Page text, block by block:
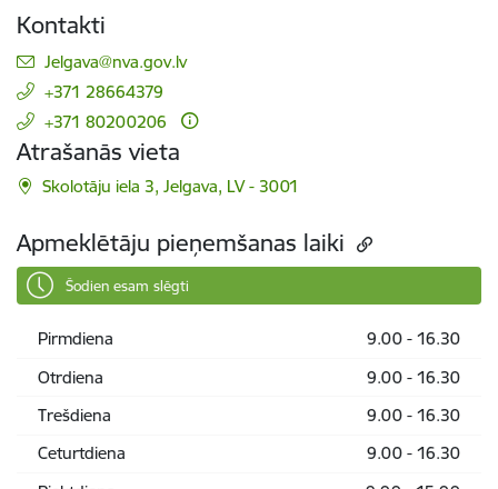
Kontakti
E-pasts:
Jelgava@nva.gov.lv
+371 28664379
+371 80200206
Atrašanās vieta
Skolotāju iela 3, Jelgava, LV - 3001
Apmeklētāju pieņemšanas laiki
Šodien esam slēgti
Pirmdiena
9.00 - 16.30
Otrdiena
9.00 - 16.30
Trešdiena
9.00 - 16.30
Ceturtdiena
9.00 - 16.30